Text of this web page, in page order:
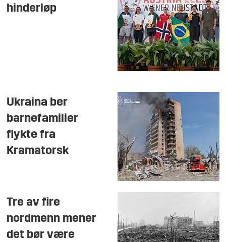
hinderløp
Ukraina ber
barnefamilier
flykte fra
Kramatorsk
Tre av fire
nordmenn mener
det bør være